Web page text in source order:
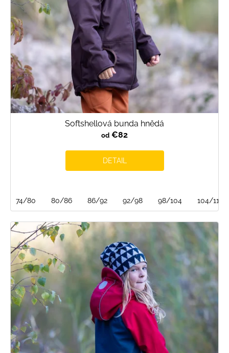
Softshellová bunda hnědá
od €82
DETAIL
74/80 80/86 86/92 92/98 98/104 104/110